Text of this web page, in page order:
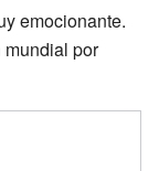
emocionante.
por